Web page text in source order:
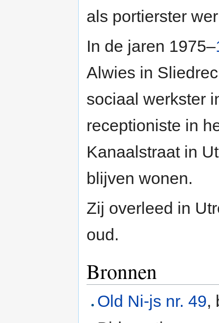
als portierster
In de jaren 1975–
Alwies in
sociaal werkster
receptioniste in
Kanaalstraat in
blijven wonen.
Zij overleed in
oud.
Bronnen
Old Ni-js nr. 49,